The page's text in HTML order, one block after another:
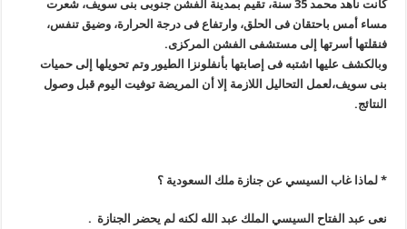
كانت ناهد محمد 35 سنة، تقيم بمدينة الفشن جنوبى بنى سويف، شعرت
مساء أمس باحتقان فى الحلق، وارتفاع فى درجة الحرارة، وضيق تنفس،
فنقلتها أسرتها إلى مستشفى الفشن المركزى.
وبالكشف عليها اشتبه فى إصابتها بأنفلونزا الطيور وتم تحويلها إلى حميات
بنى سويف،لعمل التحاليل اللازمة إلا أن المريضة توفيت اليوم قبل وصول
النتائج.
* لماذا غاب السيسي عن جنازة ملك السعودية ؟
نعى عبد الفتاح السيسي الملك عبد الله لكنه لم يحضر الجنازة .